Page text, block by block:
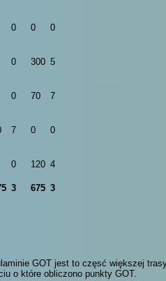
0 0 0
0 300 5
0 70 7
7 0 0
0 120 4
3 675 3
GOT jest to częsć większej
o które obliczono punkty GOT.